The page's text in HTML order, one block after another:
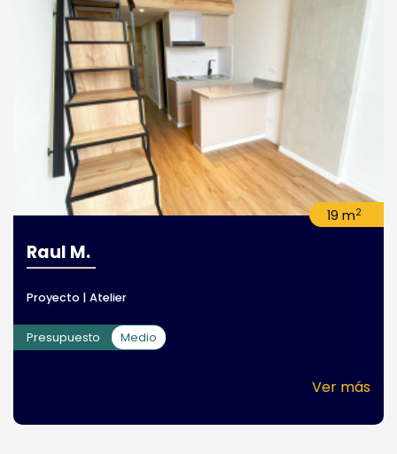
19 m2
Raul M.
Proyecto | Atelier
Presupuesto Medio
Ver más